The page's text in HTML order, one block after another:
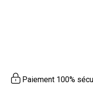
Paiement 100%